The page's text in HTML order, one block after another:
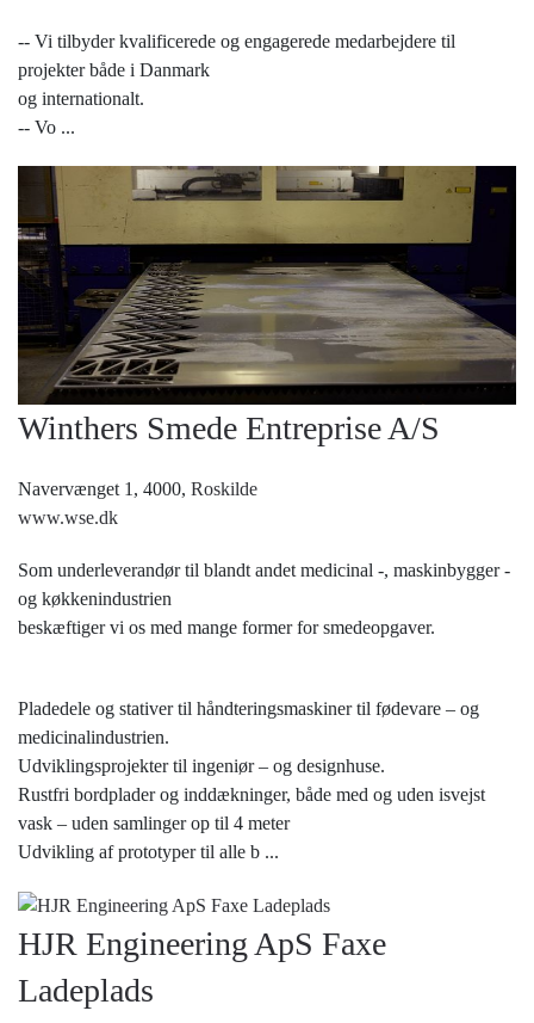
-- Vi tilbyder kvalificerede og engagerede medarbejdere til
projekter både i Danmark
og internationalt.
-- Vo ...
Winthers Smede Entreprise A/S
Navervænget 1, 4000, Roskilde
www.wse.dk
Som underleverandør til blandt andet medicinal -, maskinbygger -
og køkkenindustrien
beskæftiger vi os med mange former for smedeopgaver.
Pladedele og stativer til håndteringsmaskiner til fødevare – og
medicinalindustrien.
Udviklingsprojekter til ingeniør – og designhuse.
Rustfri bordplader og inddækninger, både med og uden isvejst
vask – uden samlinger op til 4 meter
Udvikling af prototyper til alle b ...
HJR Engineering ApS Faxe
Ladeplads